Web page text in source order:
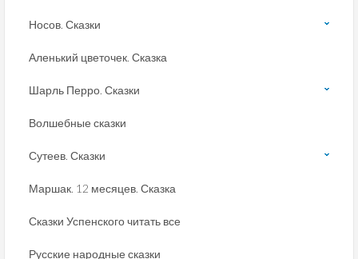
Носов. Сказки
Аленький цветочек. Сказка
Шарль Перро. Сказки
Волшебные сказки
Сутеев. Сказки
Маршак. 12 месяцев. Сказка
Сказки Успенского читать все
Русские народные сказки